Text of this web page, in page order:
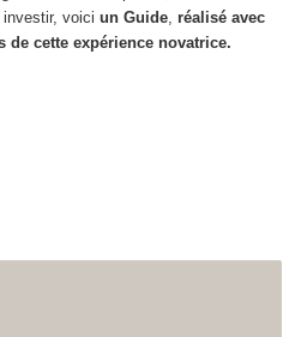
investir, voici un Guide, réalisé avec
de cette expérience novatrice.